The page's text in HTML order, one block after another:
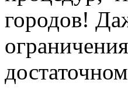
городов!